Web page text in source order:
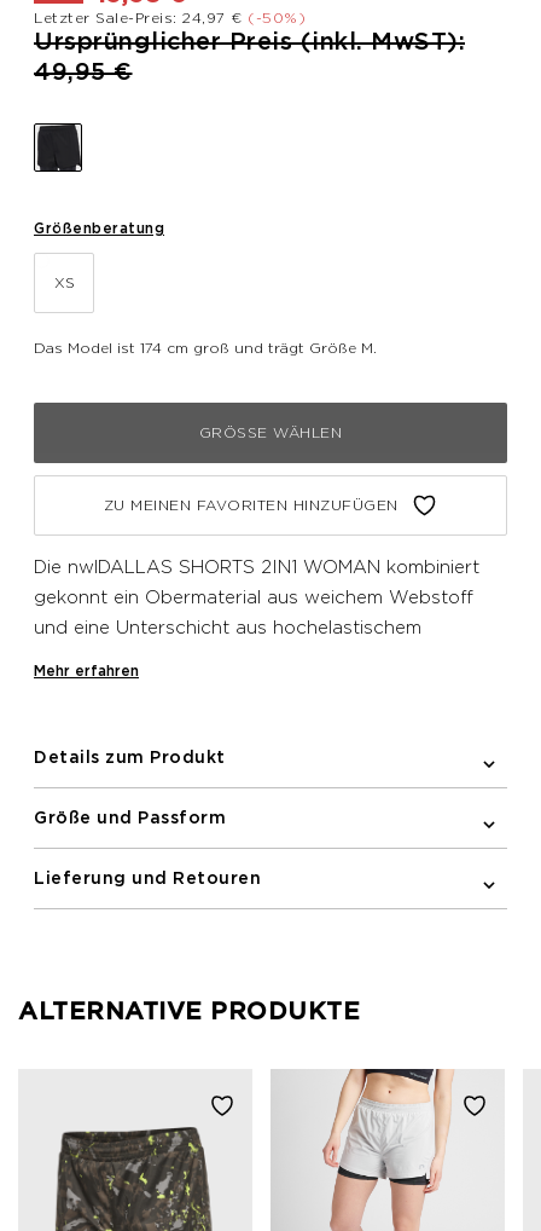
Letzter Sale-Preis: 24,97 € (-50%)
Preis reduziert von
Ursprünglicher Preis (inkl. MwST):
49,95 €bis
Größenberatung
XS
Das Model ist 174 cm groß und trägt Größe M.
GRÖSSE WÄHLEN
ZU MEINEN FAVORITEN HINZUFÜGEN
Die nwlDALLAS SHORTS 2IN1 WOMAN kombiniert
gekonnt ein Obermaterial aus weichem Webstoff
und eine Unterschicht aus hochelastischem
individuelle Passform und zusätzlichen Komfort.
Mesh-Gewebe an der Seite und eine sichere
reflektierenden Prints an Bein und Rückseite.
Mehr erfahren
Details zum Produkt
Größe und Passform
Lieferung und Retouren
ALTERNATIVE PRODUKTE